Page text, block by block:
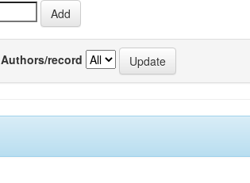
Authors/record